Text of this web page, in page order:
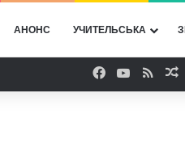
АНОНС УЧИТЕЛЬСЬКА
Facebook
YouTube
RSS